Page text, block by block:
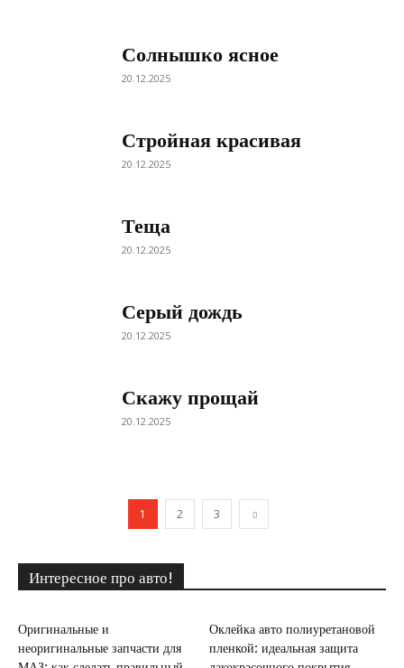
Солнышко ясное
20.12.2025
Стройная красивая
20.12.2025
Теща
20.12.2025
Серый дождь
20.12.2025
Скажу прощай
20.12.2025
1 2 3
Интересное про авто!
Оригинальные и
неоригинальные запчасти для
Оклейка авто полиуретановой
пленкой: идеальная защита